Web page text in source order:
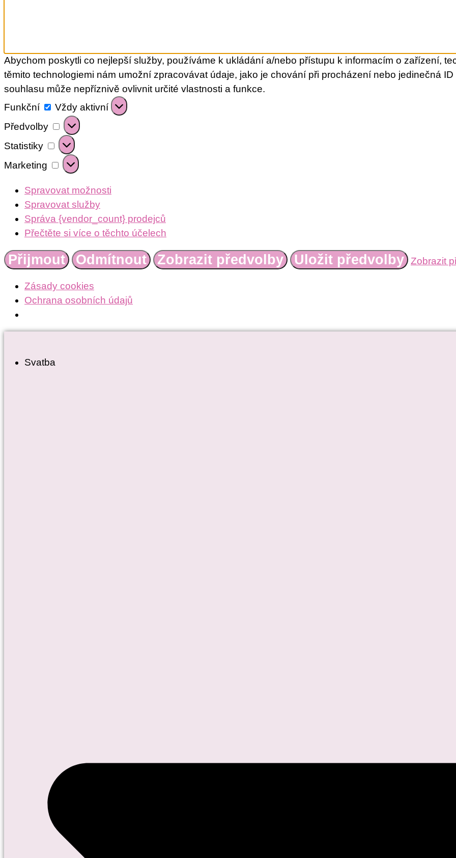
Abychom poskytli co nejlepší služby, používáme k ukládání a/nebo přístupu k informacím o zařízení,
těmito technologiemi nám umožní zpracovávat údaje, jako je chování při procházení nebo jedinečná
souhlasu může nepříznivě ovlivnit určité vlastnosti a funkce.
Funkční
Funkční
Vždy aktivní
Předvolby
Předvolby
Statistiky Statistiky
Marketing Marketing
Spravovat možnosti
Spravovat služby
Správa {vendor_count} prodejců
Přečtěte si více o těchto účelech
Přijmout Odmítnout Zobrazit předvolby Uložit předvolby Zobrazit
Zásady cookies
Ochrana osobních údajů
obsahuSvatba